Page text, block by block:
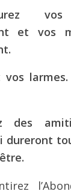
vos
et vos
vos
des
dureront